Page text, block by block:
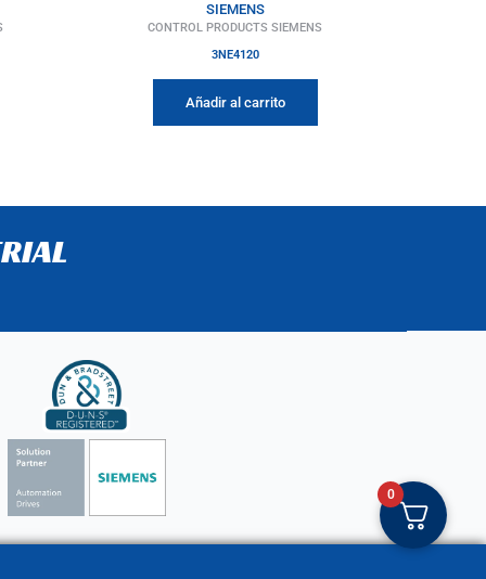
SIEMENS
CONTROL PRODUCTS SIEMENS
3NE4120
Añadir al carrito
0